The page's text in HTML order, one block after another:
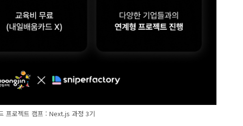
프로젝트 캠프 : Next.js 과정 3기